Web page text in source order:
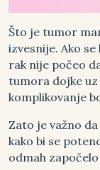
Što je tumor
izvesnije. Ako
rak nije počeo
tumora dojke
komplikovanje
Zato je važno
kako bi se
odmah